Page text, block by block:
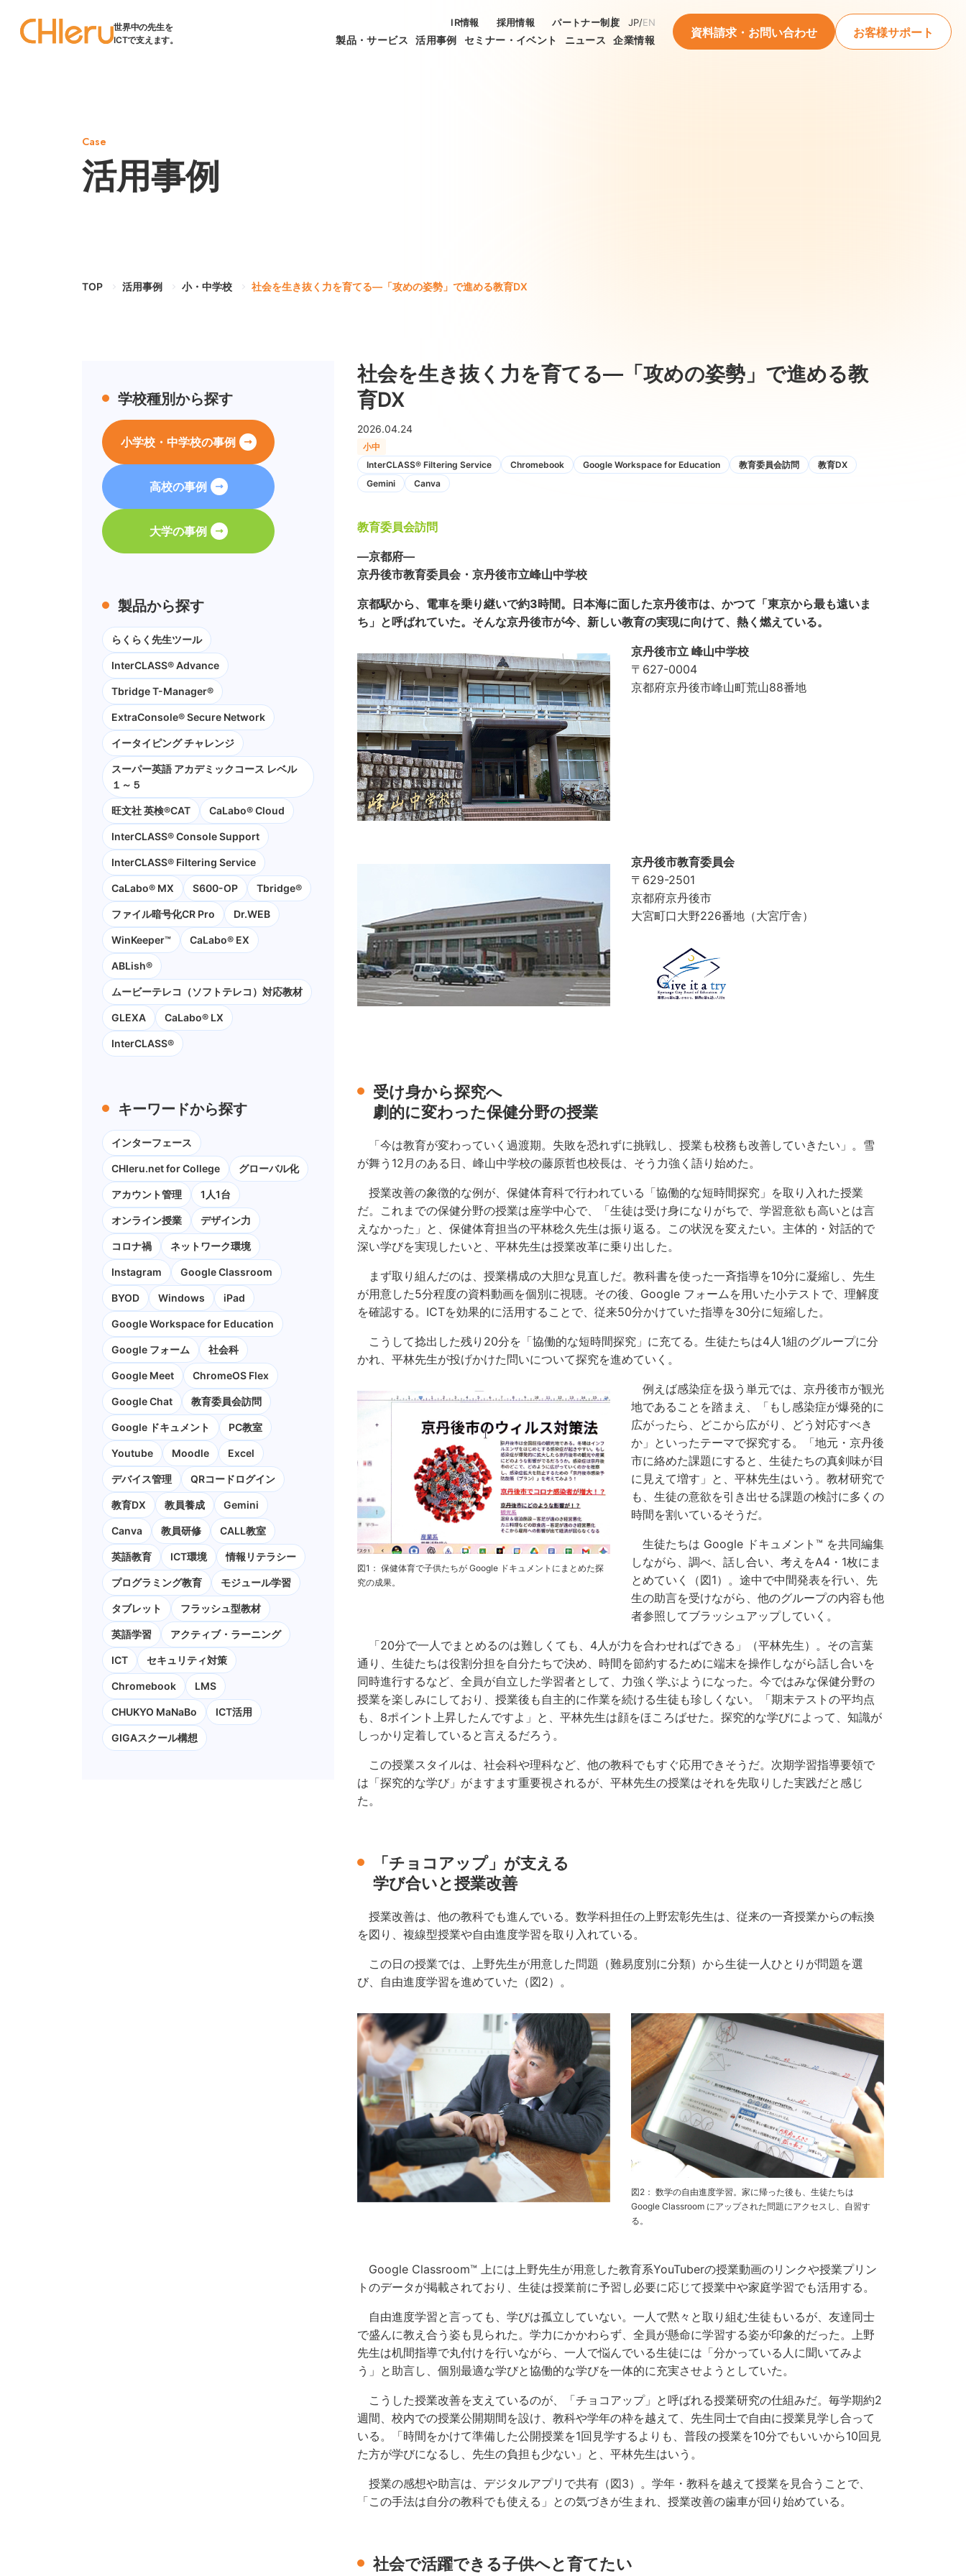
世界中の先生を
ICTで支えます。
製品・サービス 活用事例 セミナー・イベント ニュース 企業情報
IR情報 採用情報 パートナー制度 JP/EN
資料請求・お問い合わせ お客様サポート
Case
活用事例
TOP 活用事例 小・中学校 社会を生き抜く力を育てる―「攻めの姿勢」で進める教育DX
社会を生き抜く力を育てる―「攻めの姿勢」で進める教
育DX
2026.04.24
小中
InterCLASS®︎ Filtering Service
Chromebook Google Workspace for Education 教育委員会訪問
教育DX
Gemini
Canva
教育委員会訪問
―京都府―
京丹後市教育委員会・京丹後市立峰山中学校
京都駅から、電車を乗り継いで約3時間。日本海に面した京丹後市は、かつて「東京から最も遠いま
ち」と呼ばれていた。そんな京丹後市が今、新しい教育の実現に向けて、熱く燃えている。
京丹後市立 峰山中学校
〒627-0004
京都府京丹後市峰山町荒山88番地
京丹後市教育委員会
〒629-2501
京都府京丹後市
大宮町口大野226番地（大宮庁舎）
受け身から探究へ
劇的に変わった保健分野の授業
「今は教育が変わっていく過渡期。失敗を恐れずに挑戦し、授業も校務も改善していきたい」。雪
が舞う12月のある日、峰山中学校の藤原哲也校長は、そう力強く語り始めた。
授業改善の象徴的な例が、保健体育科で行われている「協働的な短時間探究」を取り入れた授業
だ。これまでの保健分野の授業は座学中心で、「生徒は受け身になりがちで、学習意欲も高いとは言
えなかった」と、保健体育担当の平林稔久先生は振り返る。この状況を変えたい。主体的・対話的で
深い学びを実現したいと、平林先生は授業改革に乗り出した。
まず取り組んだのは、授業構成の大胆な見直しだ。教科書を使った一斉指導を10分に凝縮し、先生
が用意した5分程度の資料動画を個別に視聴。その後、Google フォームを用いた小テストで、理解度
を確認する。ICTを効果的に活用することで、従来50分かけていた指導を30分に短縮した。
こうして捻出した残り20分を「協働的な短時間探究」に充てる。生徒たちは4人1組のグループに分
かれ、平林先生が投げかけた問いについて探究を進めていく。
図1： 保健体育で子供たちが Google ドキュメントにまとめた探
究の成果。
例えば感染症を扱う単元では、京丹後市が観光
地であることを踏まえ、「もし感染症が爆発的に
広がったら、どこから広がり、どう対応すべき
か」といったテーマで探究する。「地元・京丹後
市に絡めた課題にすると、生徒たちの真剣味が目
に見えて増す」と、平林先生はいう。教材研究で
も、生徒の意欲を引き出せる課題の検討に多くの
時間を割いているそうだ。
生徒たちは Google ドキュメント™ を共同編集
しながら、調べ、話し合い、考えをA4・1枚にま
とめていく（図1）。途中で中間発表を行い、先
生の助言を受けながら、他のグループの内容も他
者参照してブラッシュアップしていく。
「20分で一人でまとめるのは難しくても、4人が力を合わせればできる」（平林先生）。その言葉
通り、生徒たちは役割分担を自分たちで決め、時間を節約するために端末を操作しながら話し合いを
同時進行するなど、全員が自立した学習者として、力強く学ぶようになった。今ではみな保健分野の
授業を楽しみにしており、授業後も自主的に作業を続ける生徒も珍しくない。「期末テストの平均点
も、8ポイント上昇したんですよ」と、平林先生は顔をほころばせた。探究的な学びによって、知識が
しっかり定着していると言えるだろう。
この授業スタイルは、社会科や理科など、他の教科でもすぐ応用できそうだ。次期学習指導要領で
は「探究的な学び」がますます重要視されるが、平林先生の授業はそれを先取りした実践だと感じ
た。
「チョコアップ」が支える
学び合いと授業改善
授業改善は、他の教科でも進んでいる。数学科担任の上野宏彰先生は、従来の一斉授業からの転換
を図り、複線型授業や自由進度学習を取り入れている。
この日の授業では、上野先生が用意した問題（難易度別に分類）から生徒一人ひとりが問題を選
び、自由進度学習を進めていた（図2）。
図2： 数学の自由進度学習。家に帰った後も、生徒たちは
Google Classroom にアップされた問題にアクセスし、自習す
る。
Google Classroom™︎ 上には上野先生が用意した教育系YouTuberの授業動画のリンクや授業プリン
トのデータが掲載されており、生徒は授業前に予習し必要に応じて授業中や家庭学習でも活用する。
自由進度学習と言っても、学びは孤立していない。一人で黙々と取り組む生徒もいるが、友達同士
で盛んに教え合う姿も見られた。学力にかかわらず、全員が懸命に学習する姿が印象的だった。上野
先生は机間指導で丸付けを行いながら、一人で悩んでいる生徒には「分かっている人に聞いてみよ
う」と助言し、個別最適な学びと協働的な学びを一体的に充実させようとしていた。
こうした授業改善を支えているのが、「チョコアップ」と呼ばれる授業研究の仕組みだ。毎学期約2
週間、校内での授業公開期間を設け、教科や学年の枠を越えて、先生同士で自由に授業見学し合って
いる。「時間をかけて準備した公開授業を1回見学するよりも、普段の授業を10分でもいいから10回見
た方が学びになるし、先生の負担も少ない」と、平林先生はいう。
授業の感想や助言は、デジタルアプリで共有（図3）。学年・教科を越えて授業を見合うことで、
「この手法は自分の教科でも使える」との気づきが生まれ、授業改善の歯車が回り始めている。
社会で活躍できる子供へと育てたい
学校種別から探す
小学校・中学校の事例
高校の事例
大学の事例
製品から探す
らくらく先生ツール
InterCLASS® Advance
Tbridge T-Manager®
ExtraConsole® Secure Network
イータイピング チャレンジ
スーパー英語 アカデミックコース レベル
１～５
旺文社 英検®CAT CaLabo®︎ Cloud
InterCLASS®︎ Console Support
InterCLASS®︎ Filtering Service
CaLabo® MX S600-OP Tbridge®
ファイル暗号化CR Pro Dr.WEB
WinKeeper™ CaLabo® EX
ABLish®
ムービーテレコ（ソフトテレコ）対応教材
GLEXA CaLabo® LX
InterCLASS®
キーワードから探す
インターフェース
CHIeru.net for College グローバル化
アカウント管理 1人1台
オンライン授業 デザイン力
コロナ禍 ネットワーク環境
Instagram Google Classroom
BYOD Windows iPad
Google Workspace for Education
Google フォーム 社会科
Google Meet ChromeOS Flex
Google Chat 教育委員会訪問
Google ドキュメント PC教室
Youtube Moodle Excel
デバイス管理 QRコードログイン
教育DX 教員養成 Gemini
Canva 教員研修 CALL教室
英語教育 ICT環境 情報リテラシー
プログラミング教育 モジュール学習
タブレット フラッシュ型教材
英語学習 アクティブ・ラーニング
ICT セキュリティ対策
Chromebook LMS
CHUKYO MaNaBo ICT活用
GIGAスクール構想